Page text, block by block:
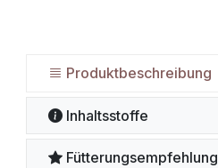
Produktbeschreibung
Inhaltsstoffe
Fütterungsempfehlung